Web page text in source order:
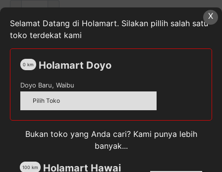
Kuantitas
Gold
Chocolate
Susu
Dewasa
Susu Bubuk Tag:ENTRASOL
X
Selamat Datang di Holamart. Silakan pillih salah satu
toko terdekat kami
Holamart Doyo
0 km
Doyo Baru, Waibu
Pilih Toko
Bukan toko yang Anda cari? Kami punya lebih
banyak...
Holamart Hawai
100 km